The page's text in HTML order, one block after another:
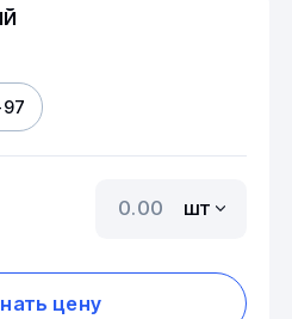
шт
цену